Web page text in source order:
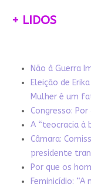
+ LIDOS
Não à Guerra
Eleição de
Mulher é um
Congresso:
A “teocracia à
Câmara:
presidente
Por que os
Feminicídio: